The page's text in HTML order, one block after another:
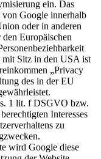
ein. Das
Google innerhalb
oder in anderen
den Europäischen
mit Sitz in den USA ist
„Privacy
des in der EU
1 lit. f DSGVO bzw.
Interesses
zu
wird Google diese